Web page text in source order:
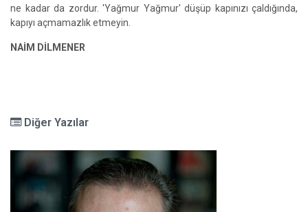
ne kadar da zordur. 'Yağmur Yağmur' düşüp kapınızı çaldığında,
kapıyı açmamazlık etmeyin.
NAİM DİLMENER
Diğer Yazılar